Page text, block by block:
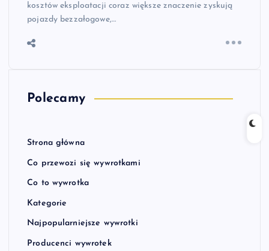
kosztów eksploatacji coraz większe znaczenie zyskują
pojazdy bezzałogowe,…
Polecamy
Strona główna
Co przewozi się wywrotkami
Co to wywrotka
Kategorie
Najpopularniejsze wywrotki
Producenci wywrotek